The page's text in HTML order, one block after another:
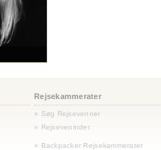
Rejsekammerater
» Søg Rejsevenner
» Rejseveninder
» Backpacker Rejsekammerater